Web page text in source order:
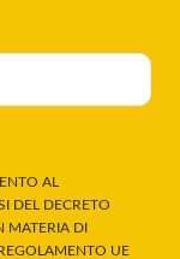
AL
DEL DECRETO
MATERIA DI
UE